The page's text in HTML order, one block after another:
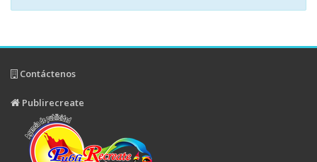
Contáctenos
Publirecreate